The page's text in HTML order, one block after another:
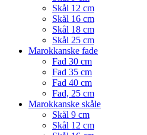
Skål 12 cm
Skål 16 cm
Skål 18 cm
Skål 25 cm
Marokkanske fade
Fad 30 cm
Fad 35 cm
Fad 40 cm
Fad, 25 cm
Marokkanske skåle
Skål 9 cm
Skål 12 cm